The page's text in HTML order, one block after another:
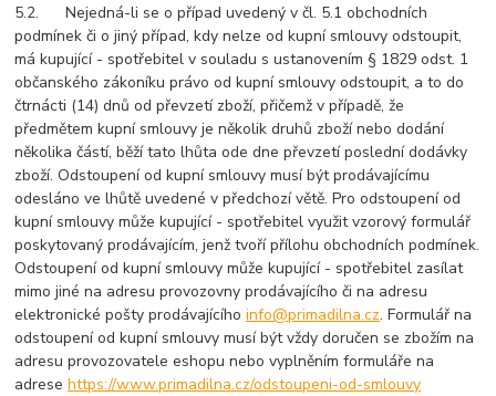
5.2. Nejedná-li se o případ uvedený v čl. 5.1 obchodních
podmínek či o jiný případ, kdy nelze od kupní smlouvy odstoupit,
má kupující - spotřebitel v souladu s ustanovením § 1829 odst. 1
občanského zákoníku právo od kupní smlouvy odstoupit, a to do
čtrnácti (14) dnů od převzetí zboží, přičemž v případě, že
předmětem kupní smlouvy je několik druhů zboží nebo dodání
několika částí, běží tato lhůta ode dne převzetí poslední dodávky
zboží. Odstoupení od kupní smlouvy musí být prodávajícímu
odesláno ve lhůtě uvedené v předchozí větě. Pro odstoupení od
kupní smlouvy může kupující - spotřebitel využit vzorový formulář
poskytovaný prodávajícím, jenž tvoří přílohu obchodních podmínek.
Odstoupení od kupní smlouvy může kupující - spotřebitel zasílat
mimo jiné na adresu provozovny prodávajícího či na adresu
elektronické pošty prodávajícíhoinfo@primadilna.cz. Formulář na
odstoupení od kupní smlouvy musí být vždy doručen se zbožím na
adresu provozovatele eshopu nebo vyplněním formuláře na
adresehttps://www.primadilna.cz/odstoupeni-od-smlouvy